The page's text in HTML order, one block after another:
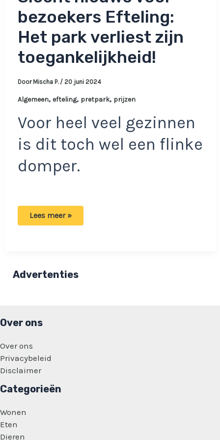
bezoekers Efteling:
Het park verliest zijn
toegankelijkheid!
Door Mischa P. / 20 juni 2024
Algemeen, efteling, pretpark, prijzen
Voor heel veel gezinnen
is dit toch wel een flinke
domper.
Slecht
verliest
zijn
Lees meer »
Advertenties
Over ons
Over ons
Privacybeleid
Disclaimer
Categorieën
Wonen
Eten
Dieren